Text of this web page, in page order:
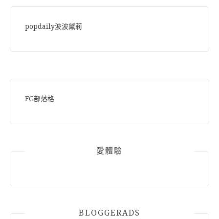
popdaily波波黛莉
FG部落格
愛體驗
BLOGGERADS